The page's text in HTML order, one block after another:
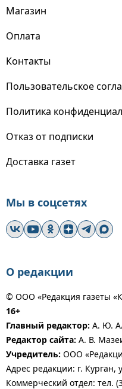
Магазин
Оплата
Контакты
Пользовательское
Политика
Отказ от подписки
Доставка газет
Мы в соцсетях
О редакции
© ООО «Редакция газеты
16+
Главный редактор: А. Ю.
Редактор сайта: А. В.
Учредитель: ООО
Адрес редакции: г. Курган,
Коммерческий отдел: тел.